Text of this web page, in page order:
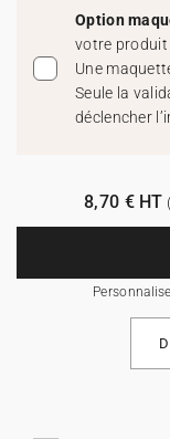
Option
votre produit
Une
Seule la
déclencher
8,70 € HT